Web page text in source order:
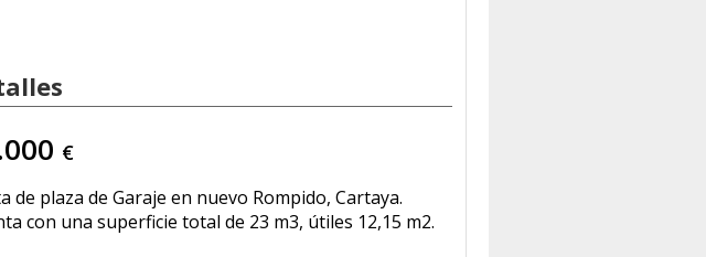
€
de plaza de Garaje en nuevo Rompido, Cartaya.
con una superficie total de 23 m3, útiles 12,15 m2.